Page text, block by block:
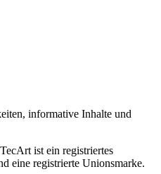
informative Inhalte und
ist ein registriertes
eine registrierte Unionsmarke.